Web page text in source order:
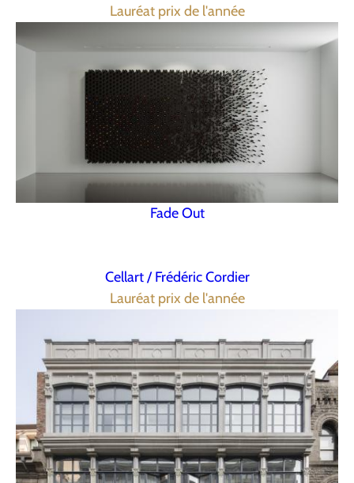
Lauréat prix de l'année
Fade Out
Cellart / Frédéric Cordier
Lauréat prix de l'année